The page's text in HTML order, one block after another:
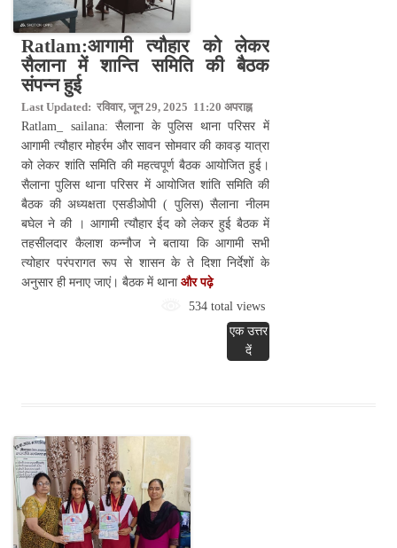
Ratlam:आगामी त्यौहार को लेकर
सैलाना में शान्ति समिति की बैठक
संपन्न हुई
Last Updated: रविवार, जून 29, 2025 11:20 अपराह्न
Ratlam_ sailana: सैलाना के पुलिस थाना परिसर में
आगामी त्यौहार मोहर्रम और सावन सोमवार की कावड़ यात्रा
को लेकर शांति समिति की महत्वपूर्ण बैठक आयोजित हुई।
सैलाना पुलिस थाना परिसर में आयोजित शांति समिति की
बैठक की अध्यक्षता एसडीओपी ( पुलिस) सैलाना नीलम
बघेल ने की । आगामी त्यौहार ईद को लेकर हुई बैठक में
तहसीलदार कैलाश कन्नौज ने बताया कि आगामी सभी
त्योहार परंपरागत रूप से शासन के ते दिशा निर्देशों के
अनुसार ही मनाए जाएं। बैठक में थाना और पढ़े
534 total views
एक उत्तर
दें